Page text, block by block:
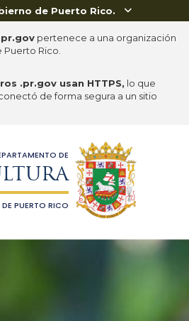
de Puerto Rico. 
pertenece a una organización
Rico.
.pr.gov usan HTTPS, lo que
de forma segura a un sitio
DE
PUERTO RICO